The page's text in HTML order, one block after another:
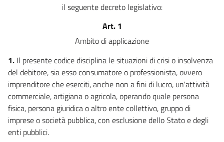
25 quinquies
(( Capo II
(Concordato semplificato per la liquidazione del patrimonio all'esito della
composizione negoziata) ))
25 sexies
25 septies
il seguente decreto legislativo:
Art. 1
Ambito di applicazione
1. Il presente codice disciplina le situazioni di crisi o insolvenza
del debitore, sia esso consumatore o professionista, ovvero
imprenditore che eserciti, anche non a fini di lucro, un'attività
commerciale, artigiana o agricola, operando quale persona
fisica, persona giuridica o altro ente collettivo, gruppo di
imprese o società pubblica, con esclusione dello Stato e degli
enti pubblici.